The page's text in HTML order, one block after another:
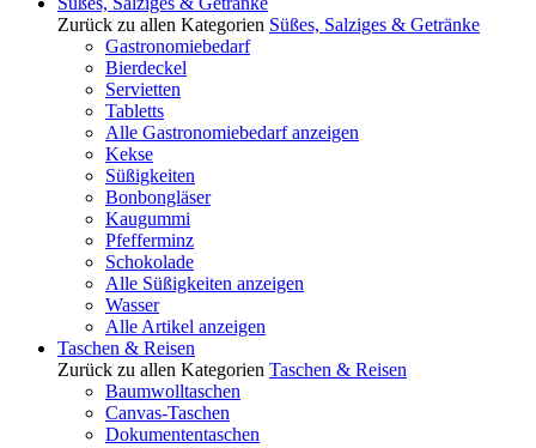
Zurück zu allen Kategorien Süßes, Salziges & Getränke
Gastronomiebedarf
Bierdeckel
Servietten
Tabletts
Alle Gastronomiebedarf anzeigen
Kekse
Süßigkeiten
Bonbongläser
Kaugummi
Pfefferminz
Schokolade
Alle Süßigkeiten anzeigen
Wasser
Alle Artikel anzeigen
Taschen & Reisen
Zurück zu allen Kategorien Taschen & Reisen
Baumwolltaschen
Canvas-Taschen
Dokumententaschen